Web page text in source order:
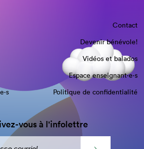
Contact
Devenir bénévole!
Vidéos et balados
Espace enseignant·e⋅s
Politique de confidentialité
vous à l'infolettre